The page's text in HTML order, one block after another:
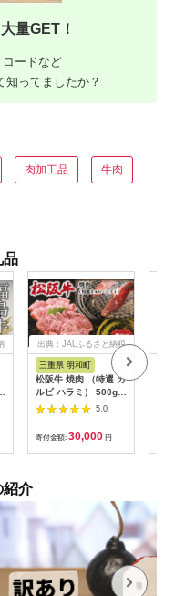
量GET！
ードなど
知ってましたか？
肉加工品 牛肉
品
出典：JALふるさと納税
三重県 明和町
松阪牛 焼肉 （特選 カ
ルビ ハラミ） 500g
肉 牛 牛肉 和牛 ブラ
ンド牛 高級 国産 霜降
り 冷凍 ふるさと 人気
焼肉 焼肉用 BBQ バ
ーベキュー SS38
5.0
寄付金額: 30,000 円
紹介